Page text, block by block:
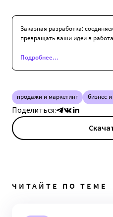
Заказная разработка:
превращать ваши идеи в
Подробнее...
продажи и маркетинг бизнес
Поделиться:
ЧИТАЙТЕ ПО ТЕМЕ